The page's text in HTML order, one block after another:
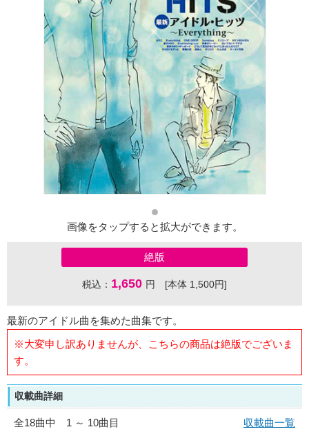
画像をタップすると拡大ができます。
絶版
税込： 1,650 円 [本体 1,500円]
最新のアイドル曲を集めた曲集です。
※大変申し訳ありませんが、こちらの商品は絶版でございま
す。
収載曲詳細
全18曲中 1 ～ 10曲目 収載曲一覧